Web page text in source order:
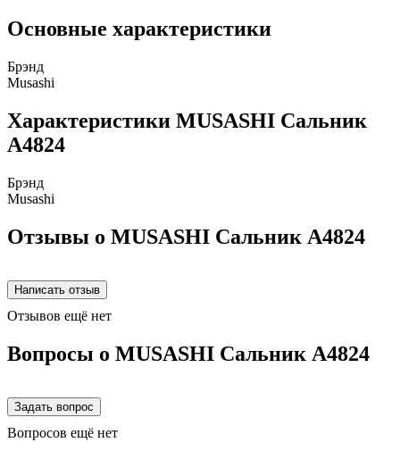
Основные характеристики
Брэнд
Musashi
Характеристики MUSASHI Сальник
A4824
Брэнд
Musashi
Отзывы о MUSASHI Сальник A4824
Отзывов ещё нет
Вопросы о MUSASHI Сальник A4824
Вопросов ещё нет